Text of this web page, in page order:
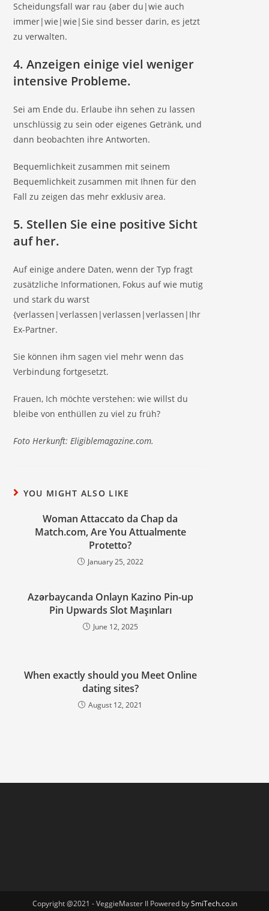
Scheidungsfall war rau {aber du|wie auch
immer|wie|wie|Sie sind besser darin, es jetzt
zu verwalten.
4. Anzeigen einige viel weniger
intensive Probleme.
Sei am Ende du. Erlaube ihn sehen zu lassen
unschlüssig zu sein oder eigenes Getränk, und
dann beobachten ihre Antworten.
Bequemlichkeit zusammen mit seinem
Bequemlichkeit zusammen mit Ihnen für den
Fall zu zeigen das mehr exklusiv area.
5. Stellen Sie eine positive Sicht
auf her.
Auf einige andere Daten, wenn der Typ fragt
zusätzliche Informationen, Fokus auf wie mutig
und stark du warst
{verlassen|verlassen|verlassen|verlassen|Ihr
Ex-Partner.
Sie können ihm sagen viel mehr wenn das
Verbindung fortgesetzt.
Frauen, Ich möchte verstehen: wie willst du
bleibe von enthüllen zu viel zu früh?
Foto Herkunft: Eligiblemagazine.com.
YOU MIGHT ALSO LIKE
Woman Attaccato da Chap da
Match.com, Are You Attualmente
Protetto?
January 25, 2022
Azərbaycanda Onlayn Kazino Pin-up
Pin Upwards Slot Maşınları
June 12, 2025
When exactly should you Meet Online
dating sites?
August 12, 2021
Copyright @2021 - VeggieMaster II Powered bySmiTech.co.in